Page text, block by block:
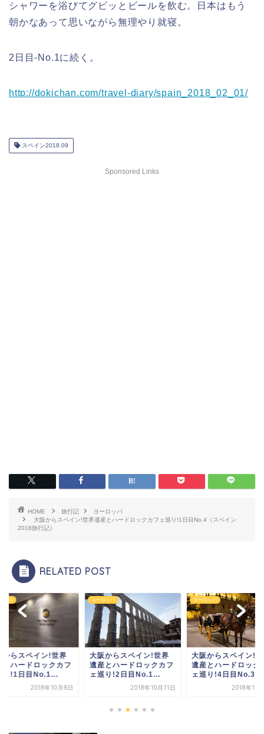
シャワーを浴びてグビッとビールを飲む。日本はもう
朝かなあって思いながら無理やり就寝。
2日目-No.1に続く。
http://dokichan.com/travel-diary/spain_2018_02_01/
スペイン2018.09
Sponsored Links
HOME 旅行記
ヨーロッパ
大阪からスペイン!世界遺産とハードロックカフェ巡り!1日目No.4（スペイン
2018旅行記）
RELATED POST
ッパ
からスペイン!世界
とハードロックカフ
り!1日目No.1...
2018年10月8日
ヨーロッパ
大阪からスペイン!世界
遺産とハードロックカフ
ェ巡り!2日目No.1...
2018年10月11日
ヨーロッパ
大阪からスペイン!
遺産とハードロック
ェ巡り!4日目No.3...
2018年10